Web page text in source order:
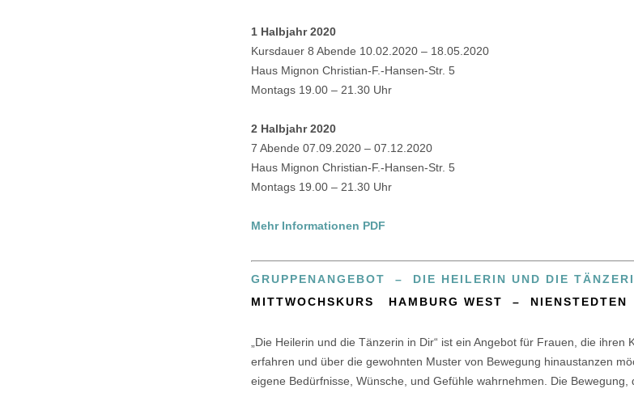
1 Halbjahr 2020
Kursdauer 8 Abende 10.02.2020 – 18.05.2020
Haus Mignon Christian-F.-Hansen-Str. 5
Montags 19.00 – 21.30 Uhr
2 Halbjahr 2020
7 Abende 07.09.2020 – 07.12.2020
Haus Mignon Christian-F.-Hansen-Str. 5
Montags 19.00 – 21.30 Uhr
Mehr Informationen PDF
GRUPPENANGEBOT – DIE HEILERIN UND DIE
MITTWOCHSKURS HAMBURG WEST – NIENSTEDTEN
„Die Heilerin und die Tänzerin in Dir“ ist ein Angebot für Frauen, die ihren
erfahren und über die gewohnten Muster von Bewegung hinaustanzen
eigene Bedürfnisse, Wünsche, und Gefühle wahrnehmen. Die Bewegung,